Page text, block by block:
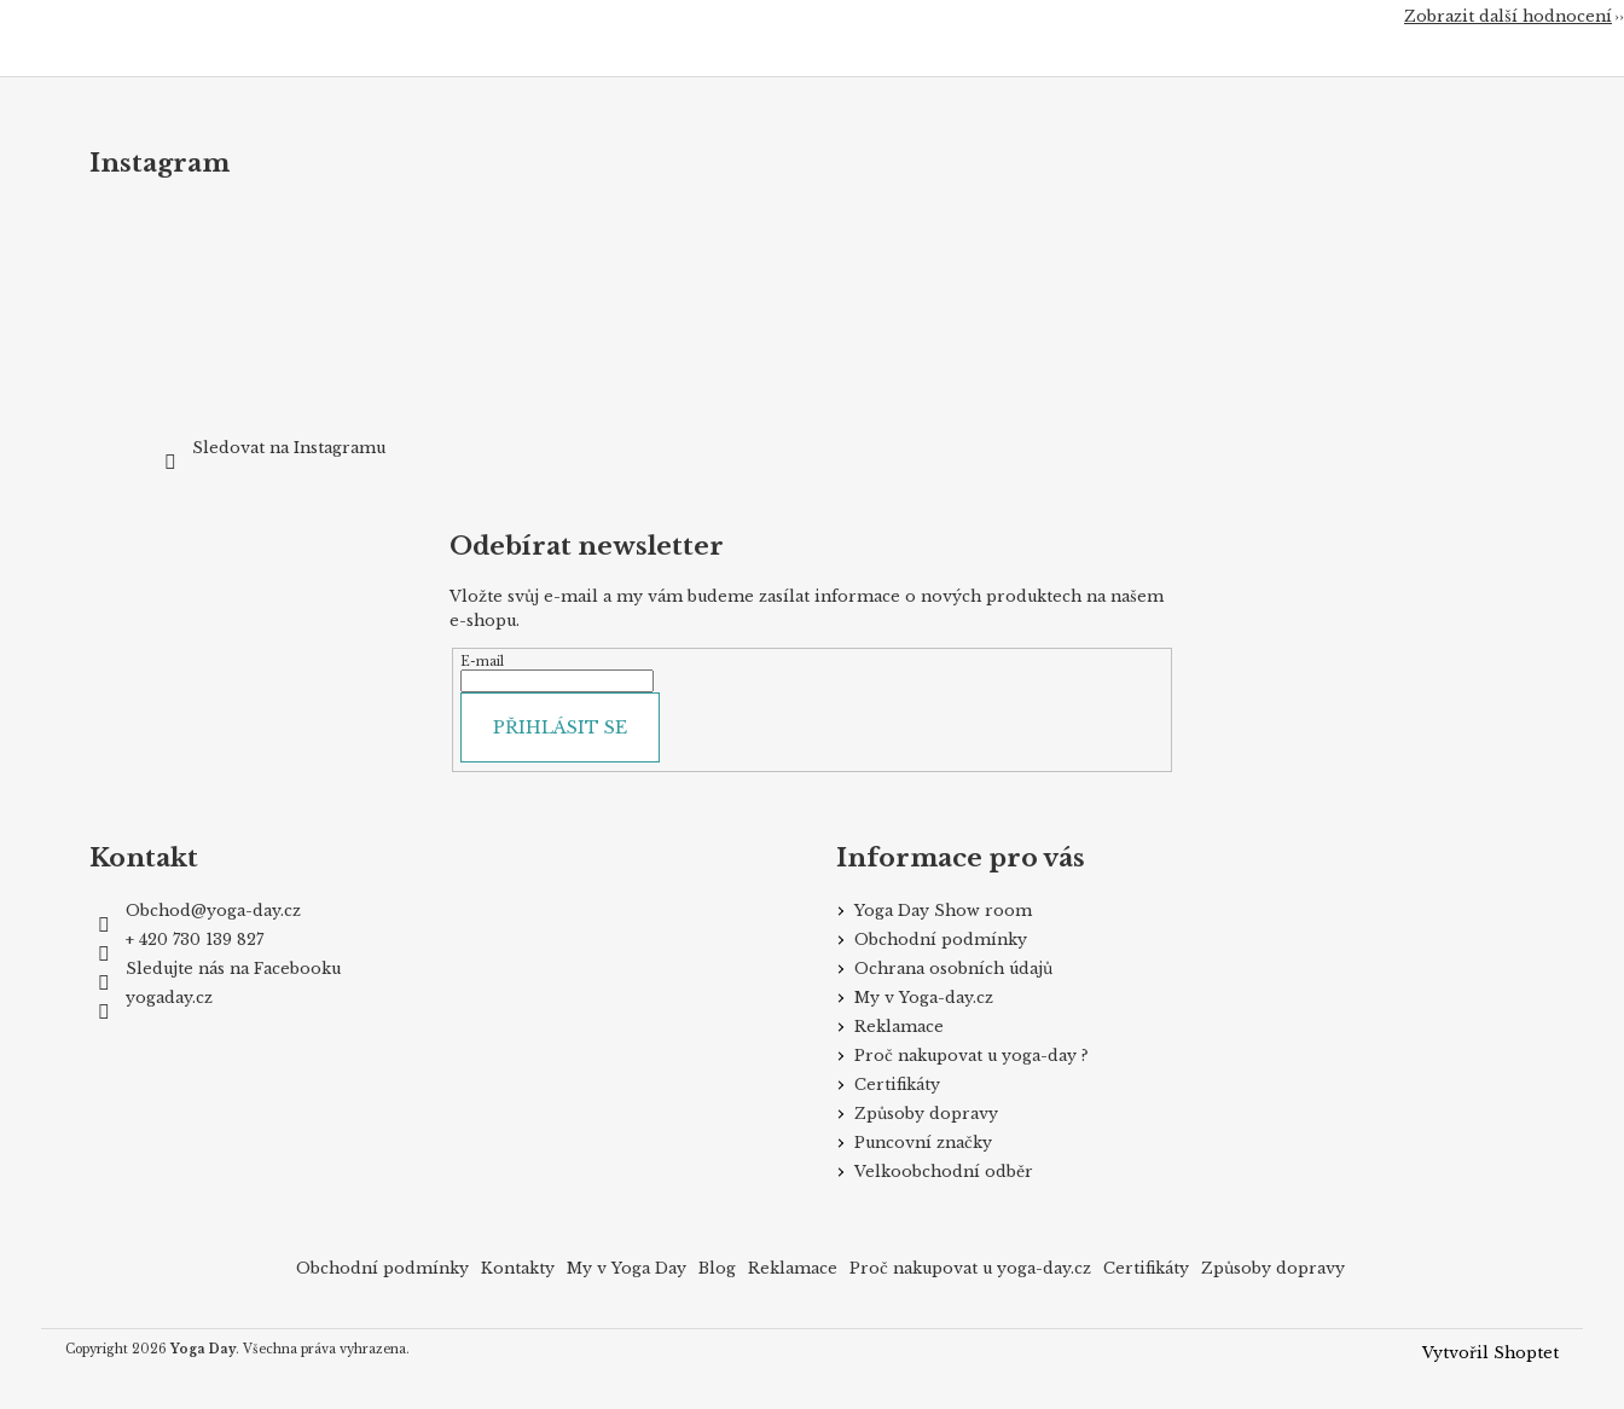
Zobrazit další hodnocení
Instagram
Sledovat na Instagramu
Odebírat newsletter
Vložte svůj e-mail a my vám budeme zasílat informace o nových produktech na našem
e-shopu.
E-mail
PŘIHLÁSIT SE
Kontakt
Obchod@yoga-day.cz
+ 420 730 139 827
Sledujte nás na Facebooku
yogaday.cz
Informace pro vás
Yoga Day Show room
Obchodní podmínky
Ochrana osobních údajů
My v Yoga-day.cz
Reklamace
Proč nakupovat u yoga-day ?
Certifikáty
Způsoby dopravy
Puncovní značky
Velkoobchodní odběr
Obchodní podmínky Kontakty My v Yoga Day Blog Reklamace Proč nakupovat u yoga-day.cz Certifikáty Způsoby dopravy
Vytvořil Shoptet
Copyright 2026 Yoga Day. Všechna práva vyhrazena.